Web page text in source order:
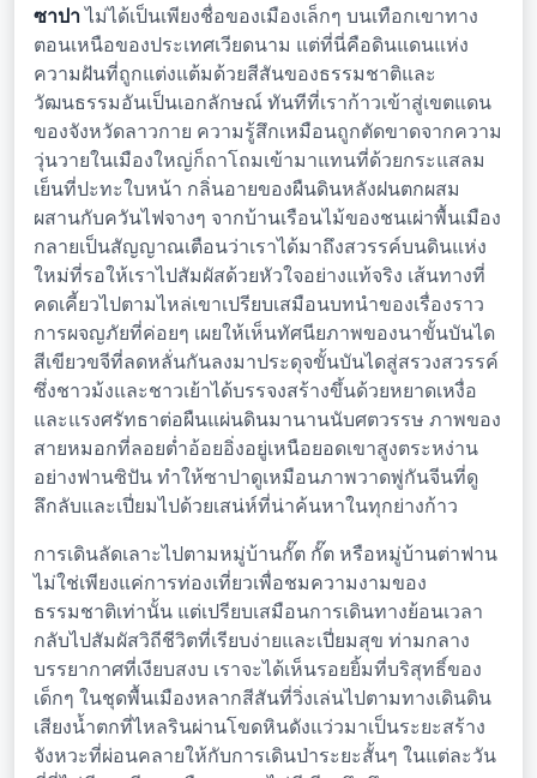
ซาปาไม่ได้เป็นเพียงชื่อของเมืองเล็กๆ บนเทือกเขาทาง
ตอนเหนือของประเทศเวียดนาม แต่ที่นี่คือดินแดนแห่ง
ความฝันที่ถูกแต่งแต้มด้วยสีสันของธรรมชาติและ
วัฒนธรรมอันเป็นเอกลักษณ์ ทันทีที่เราก้าวเข้าสู่เขตแดน
ของจังหวัดลาวกาย ความรู้สึกเหมือนถูกตัดขาดจากความ
วุ่นวายในเมืองใหญ่ก็ถาโถมเข้ามาแทนที่ด้วยกระแสลม
เย็นที่ปะทะใบหน้า กลิ่นอายของผืนดินหลังฝนตกผสม
ผสานกับควันไฟจางๆ จากบ้านเรือนไม้ของชนเผ่าพื้นเมือง
กลายเป็นสัญญาณเตือนว่าเราได้มาถึงสวรรค์บนดินแห่ง
ใหม่ที่รอให้เราไปสัมผัสด้วยหัวใจอย่างแท้จริง เส้นทางที่
คดเคี้ยวไปตามไหล่เขาเปรียบเสมือนบทนำของเรื่องราว
การผจญภัยที่ค่อยๆ เผยให้เห็นทัศนียภาพของนาขั้นบันได
สีเขียวขจีที่ลดหลั่นกันลงมาประดุจขั้นบันไดสู่สรวงสวรรค์
ซึ่งชาวม้งและชาวเย้าได้บรรจงสร้างขึ้นด้วยหยาดเหงื่อ
และแรงศรัทธาต่อผืนแผ่นดินมานานนับศตวรรษ ภาพของ
สายหมอกที่ลอยต่ำอ้อยอิ่งอยู่เหนือยอดเขาสูงตระหง่าน
อย่างฟานซิปัน ทำให้ซาปาดูเหมือนภาพวาดพู่กันจีนที่ดู
ลึกลับและเปี่ยมไปด้วยเสน่ห์ที่น่าค้นหาในทุกย่างก้าว
การเดินลัดเลาะไปตามหมู่บ้านกั๊ต กั๊ต หรือหมู่บ้านต่าฟาน
ไม่ใช่เพียงแค่การท่องเที่ยวเพื่อชมความงามของ
ธรรมชาติเท่านั้น แต่เปรียบเสมือนการเดินทางย้อนเวลา
กลับไปสัมผัสวิถีชีวิตที่เรียบง่ายและเปี่ยมสุข ท่ามกลาง
บรรยากาศที่เงียบสงบ เราจะได้เห็นรอยยิ้มที่บริสุทธิ์ของ
เด็กๆ ในชุดพื้นเมืองหลากสีสันที่วิ่งเล่นไปตามทางเดินดิน
เสียงน้ำตกที่ไหลรินผ่านโขดหินดังแว่วมาเป็นระยะสร้าง
จังหวะที่ผ่อนคลายให้กับการเดินป่าระยะสั้นๆ ในแต่ละวัน